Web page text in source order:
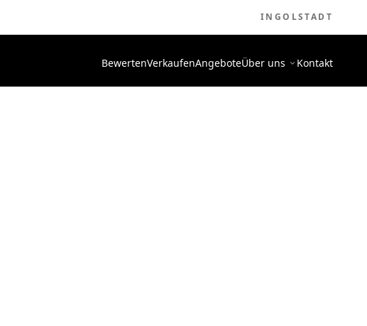
INGOLSTADT
BewertenVerkaufenAngeboteÜber uns Kontakt